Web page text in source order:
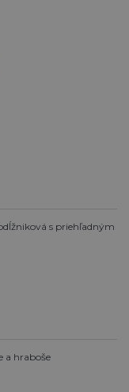
s priehľadným
a hraboše